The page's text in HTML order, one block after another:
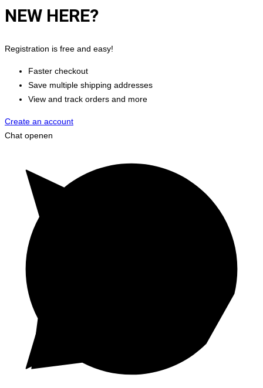
NEW HERE?
Registration is free and easy!
Faster checkout
Save multiple shipping addresses
View and track orders and more
Create an account
Chat openen